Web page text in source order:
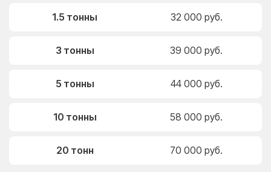
1.5 тонны 32 000 руб.
3 тонны 39 000 руб.
5 тонны 44 000 руб.
10 тонны 58 000 руб.
20 тонн 70 000 руб.